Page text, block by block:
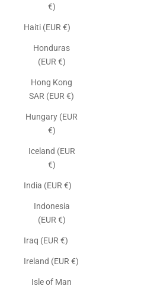
€)
Haiti (EUR €)
Honduras
(EUR €)
Hong Kong
SAR (EUR €)
Hungary (EUR
€)
Iceland (EUR
€)
India (EUR €)
Indonesia
(EUR €)
Iraq (EUR €)
Ireland (EUR €)
Isle of Man